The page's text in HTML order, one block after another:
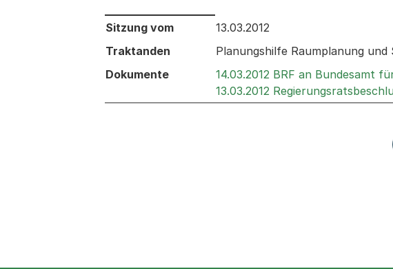
Behandelt an den folgenden Sitzungen:
Sitzung vom
13.03.2012
Traktanden
Planungshilfe Raumplanung
Dokumente
14.03.2012 BRF an Bundesamt
13.03.2012